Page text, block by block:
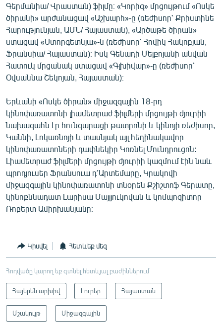
«Ազատության» բոլոր կայքերը
Գերմանիա/ Վրաստան) ֆիլմը։ «Կորիզ» մրցույթում «Ոսկե
ծիրանի» արժանացավ «Աշխարհ»-ը (ռեժիսոր՝ Քրիստինե
Հարությունյան, ԱՄՆ/ Հայաստան), «Արծաթե ծիրան»
ստացավ «Ստորգետնյա»-ն (ռեժիսոր՝ Հովիկ Հակոբյան,
Ֆրանսիա/ Հայաստան)։ Իսկ Գենադի Մելքոյանի անվան
Հատուկ մրցանակ ստացավ «Գլխիվար»-ը (ռեժիսոր՝
Օվսաննա Շեկոյան, Հայաստան)։
Երևանի «Ոսկե ծիրան» միջազգային 18-րդ
կինոփառատոնի լիամետրաժ ֆիլմերի մրցույթի ժյուրիի
նախագահն էր հունգարացի թատրոնի և կինոյի ռեժիսոր,
Կաննի, Լոկառնոյի և տասնյակ այլ հեղինակավոր
կինոփառատոների դափնեկիր Կոռնել Մունդրուցոն:
Լիամետրաժ ֆիլմերի մրցույթի ժյուրիի կազմում էին նաև
պրոդյուսեր Ֆրանսուա դ՛Արտեմարը, Կրակովի
միջազգային կինոփառատոնի տնօրեն Քշիշտոֆ Գերատը,
կինոքննադատ Լարիսա Մայլյուկովան և կոմպոզիտոր
Ռոբերտ Ամիրխանյանը։
Կիսվել Հետևեք մեզ
Հոդվածը կարող եք գտնել հետևյալ բաժիններում
Հայերեն արխիվ Լուրեր Հայաստան
Մշակույթ Միջազգային